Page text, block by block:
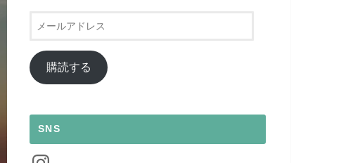
ー
ア
ド
購読する
SNS
Instagram